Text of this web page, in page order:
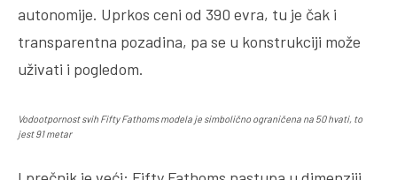
autonomije. Uprkos ceni od 390 evra, tu je čak i
transparentna pozadina, pa se u konstrukciji može
uživati i pogledom.
Vodootpornost svih Fifty Fathoms modela je simbolično ograničena na 50 hvati, to
jest 91 metar